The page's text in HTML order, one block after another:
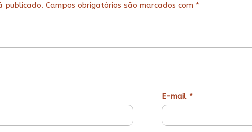
publicado. Campos obrigatórios são marcados com *
E-mail *